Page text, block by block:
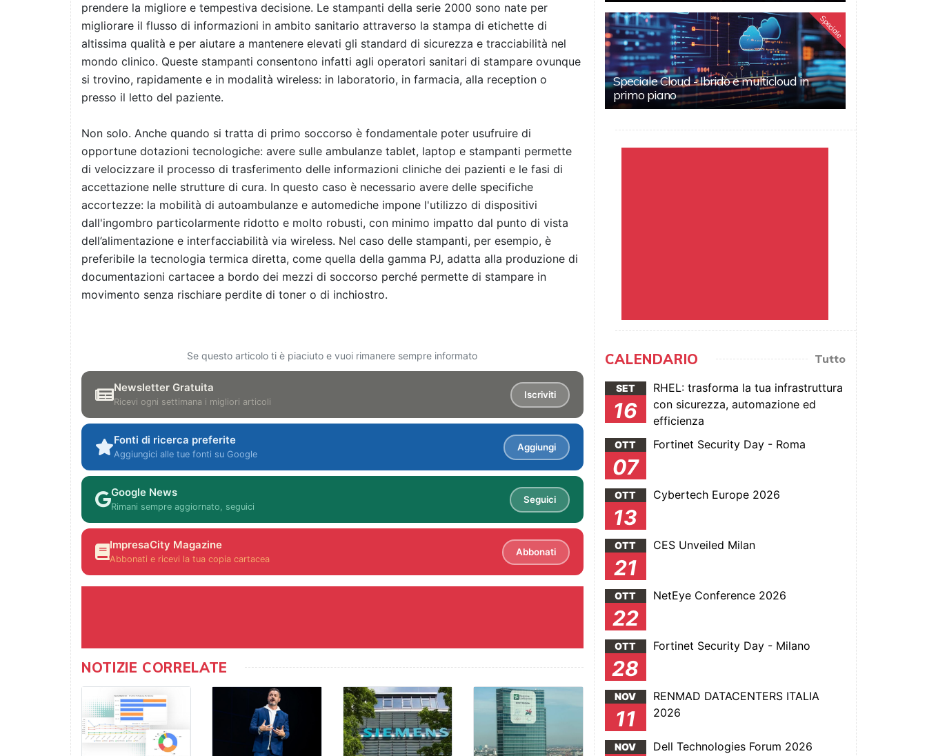
prendere la migliore e tempestiva decisione. Le stampanti della serie 2000 sono nate per
migliorare il flusso di informazioni in ambito sanitario attraverso la stampa di etichette di
altissima qualità e per aiutare a mantenere elevati gli standard di sicurezza e tracciabilità nel
mondo clinico. Queste stampanti consentono infatti agli operatori sanitari di stampare ovunque
si trovino, rapidamente e in modalità wireless: in laboratorio, in farmacia, alla reception o
presso il letto del paziente.
Non solo. Anche quando si tratta di primo soccorso è fondamentale poter usufruire di
opportune dotazioni tecnologiche: avere sulle ambulanze tablet, laptop e stampanti permette
di velocizzare il processo di trasferimento delle informazioni cliniche dei pazienti e le fasi di
accettazione nelle strutture di cura. In questo caso è necessario avere delle specifiche
accortezze: la mobilità di autoambulanze e automediche impone l'utilizzo di dispositivi
dall'ingombro particolarmente ridotto e molto robusti, con minimo impatto dal punto di vista
dell’alimentazione e interfacciabilità via wireless. Nel caso delle stampanti, per esempio, è
preferibile la tecnologia termica diretta, come quella della gamma PJ, adatta alla produzione di
documentazioni cartacee a bordo dei mezzi di soccorso perché permette di stampare in
movimento senza rischiare perdite di toner o di inchiostro.
Se questo articolo ti è piaciuto e vuoi rimanere sempre informato
Newsletter Gratuita
Ricevi ogni settimana i migliori articoli
Iscriviti
Fonti di ricerca preferite
Aggiungici alle tue fonti su Google
Aggiungi
Google News
Rimani sempre aggiornato, seguici
Seguici
ImpresaCity Magazine
Abbonati e ricevi la tua copia cartacea
Abbonati
NOTIZIE CORRELATE
Speciale
Speciale Cloud - Ibrido e multicloud in
primo piano
CALENDARIO Tutto
SET
16
RHEL: trasforma la tua infrastruttura
con sicurezza, automazione ed
efficienza
OTT
07
Fortinet Security Day - Roma
OTT
13
Cybertech Europe 2026
OTT
21
CES Unveiled Milan
OTT
22
NetEye Conference 2026
OTT
28
Fortinet Security Day - Milano
NOV
11
RENMAD DATACENTERS ITALIA
2026
NOV Dell Technologies Forum 2026